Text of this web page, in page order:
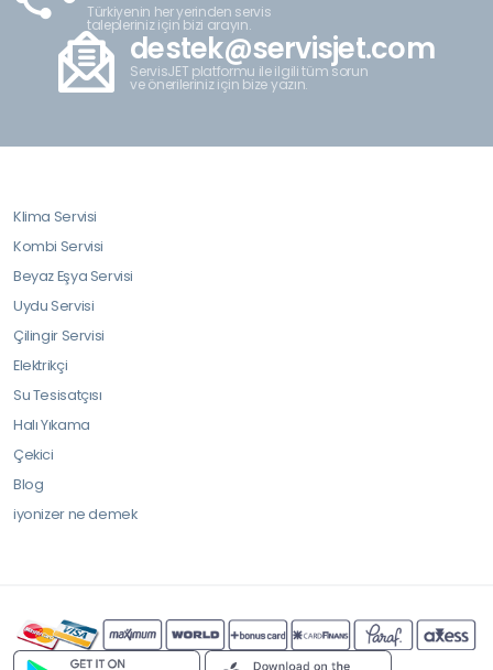
Türkiyenin her yerinden servis
talepleriniz için bizi arayın.
destek@servisjet.com
ServisJET platformu ile ilgili tüm sorun
ve önerileriniz için bize yazın.
Klima Servisi
Kombi Servisi
Beyaz Eşya Servisi
Uydu Servisi
Çilingir Servisi
Elektrikçi
Su Tesisatçısı
Halı Yıkama
Çekici
Blog
iyonizer ne demek